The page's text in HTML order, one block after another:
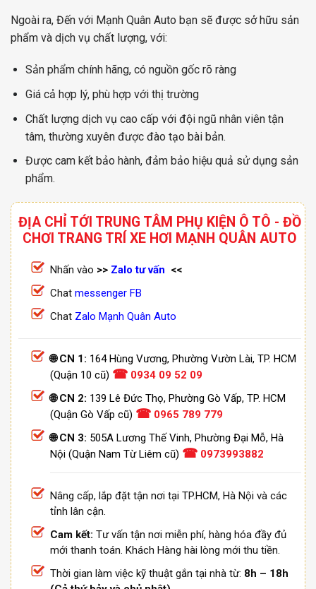
Ngoài ra, Đến với Mạnh Quân Auto bạn sẽ được sở hữu sản
phẩm và dịch vụ chất lượng, với:
Sản phẩm chính hãng, có nguồn gốc rõ ràng
Giá cả hợp lý, phù hợp với thị trường
Chất lượng dịch vụ cao cấp với đội ngũ nhân viên tận
tâm, thường xuyên được đào tạo bài bản.
Được cam kết bảo hành, đảm bảo hiệu quả sử dụng sản
phẩm.
ĐỊA CHỈ TỚI TRUNG TÂM PHỤ KIỆN Ô TÔ - ĐỒ
CHƠI TRANG TRÍ XE HƠI MẠNH QUÂN AUTO
Nhấn vào >> Zalo tư vấn <<
Chat messenger FB
Chat Zalo Mạnh Quân Auto
🌐 CN 1: 164 Hùng Vương, Phường Vườn Lài, TP. HCM
(Quận 10 cũ) ☎ 0934 09 52 09
🌐 CN 2: 139 Lê Đức Thọ, Phường Gò Vấp, TP. HCM
(Quận Gò Vấp cũ) ☎ 0965 789 779
🌐 CN 3: 505A Lương Thế Vinh, Phường Đại Mỗ, Hà
Nội (Quận Nam Từ Liêm cũ) ☎ 0973993882
Nâng cấp, lắp đặt tận nơi tại TP.HCM, Hà Nội và các
tỉnh lân cận.
Cam kết: Tư vấn tận nơi miễn phí, hàng hóa đầy đủ
mới thanh toán. Khách Hàng hài lòng mới thu tiền.
Thời gian làm việc kỹ thuật gắn tại nhà từ: 8h – 18h